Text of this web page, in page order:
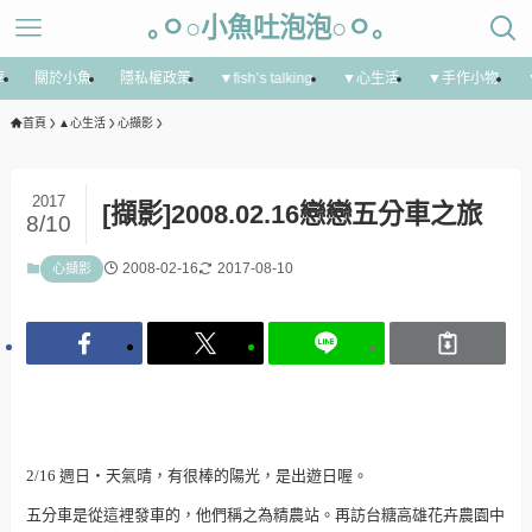
｡ㅇ○小魚吐泡泡○ㅇ｡
關於小魚 隱私權政策 ▼fish’s talking ▼心生活 ▼手作小物
首頁 ▲心生活 心擷影
[擷影]2008.02.16戀戀五分車之旅
2017
8/10
心擷影 2008-02-16 2017-08-10
2/16 週日‧天氣晴，有很棒的陽光，是出遊日喔。
五分車是從這裡發車的，他們稱之為精農站。再訪台糖高雄花卉農園中